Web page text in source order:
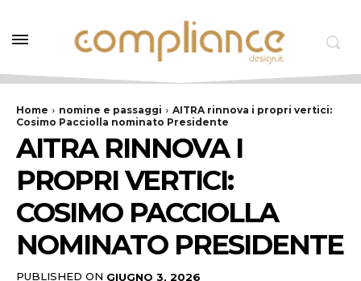
Home nomine e passaggi
AITRA rinnova i propri vertici:
Cosimo Pacciolla nominato Presidente
AITRA RINNOVA I
PROPRI VERTICI:
COSIMO PACCIOLLA
NOMINATO PRESIDENTE
PUBLISHED ON GIUGNO 3, 2026